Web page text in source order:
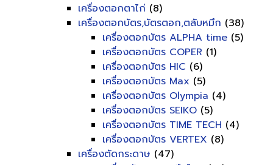
เครื่องตอกตาไก่ (8)
เครื่องตอกบัตร,บัตรตอก,ตลับหมึก (38)
เครื่องตอกบัตร ALPHA time (5)
เครื่องตอกบัตร COPER (1)
เครื่องตอกบัตร HIC (6)
เครื่องตอกบัตร Max (5)
เครื่องตอกบัตร Olympia (4)
เครื่องตอกบัตร SEIKO (5)
เครื่องตอกบัตร TIME TECH (4)
เครื่องตอกบัตร VERTEX (8)
เครื่องตัดกระดาษ (47)